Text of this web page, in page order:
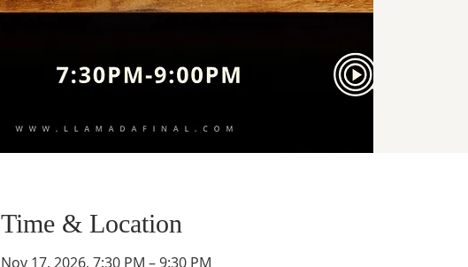
Time & Location
Nov 17, 2026, 7:30 PM – 9:30 PM